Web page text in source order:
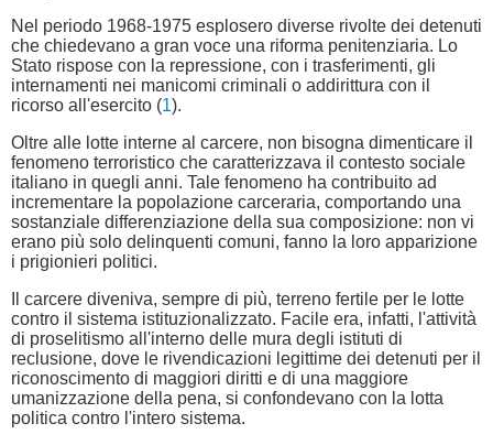
Nel periodo 1968-1975 esplosero diverse rivolte dei detenuti
che chiedevano a gran voce una riforma penitenziaria. Lo
Stato rispose con la repressione, con i trasferimenti, gli
internamenti nei manicomi criminali o addirittura con il
ricorso all'esercito (1).
Oltre alle lotte interne al carcere, non bisogna dimenticare il
fenomeno terroristico che caratterizzava il contesto sociale
italiano in quegli anni. Tale fenomeno ha contribuito ad
incrementare la popolazione carceraria, comportando una
sostanziale differenziazione della sua composizione: non vi
erano più solo delinquenti comuni, fanno la loro apparizione
i prigionieri politici.
Il carcere diveniva, sempre di più, terreno fertile per le lotte
contro il sistema istituzionalizzato. Facile era, infatti, l'attività
di proselitismo all'interno delle mura degli istituti di
reclusione, dove le rivendicazioni legittime dei detenuti per il
riconoscimento di maggiori diritti e di una maggiore
umanizzazione della pena, si confondevano con la lotta
politica contro l'intero sistema.